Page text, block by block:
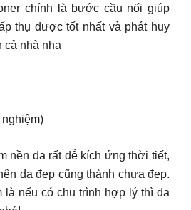
chính là bước cầu nối giúp
thụ được tốt nhất và phát huy
cả nhà nha
nền da rất dễ kích ứng thời tiết,
da đẹp cũng thành chưa đẹp.
là nếu có chu trình hợp lý thì da